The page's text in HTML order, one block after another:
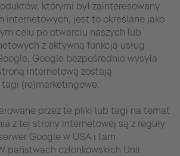
którymi był zainteresowany
internetowych, jest to określane jako
celu po otwarciu naszych lub
z aktywną funkcją usług
Google bezpośrednio wysyła
internetową zostają
(re)marketingowe.
przez te pliki lub tagi na temat
z tej strony internetowej są z reguły
Google w USA i tam
państwach członkowskich Unii